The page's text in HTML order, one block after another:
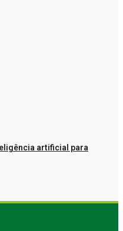
artificial para